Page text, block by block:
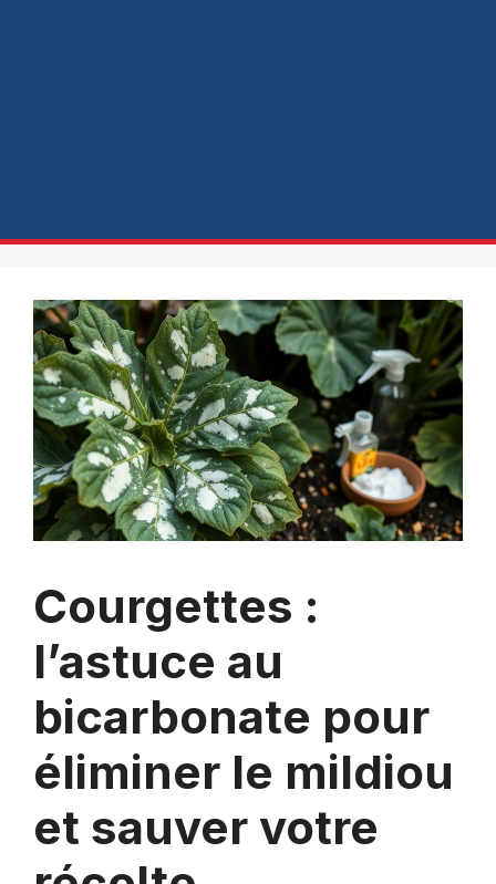
Courgettes :
l’astuce au
bicarbonate pour
éliminer le mildiou
et sauver votre